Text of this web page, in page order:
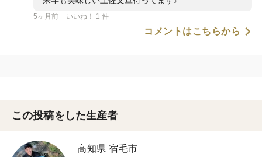
5ヶ月前 いいね！ 1 件
コメントはこちらから
この投稿をした生産者
高知県 宿毛市